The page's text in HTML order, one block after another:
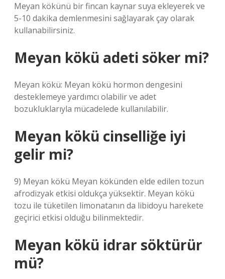
Meyan kökünü bir fincan kaynar suya ekleyerek ve
5-10 dakika demlenmesini sağlayarak çay olarak
kullanabilirsiniz.
Meyan kökü adeti söker mi?
Meyan kökü: Meyan kökü hormon dengesini
desteklemeye yardımcı olabilir ve adet
bozukluklarıyla mücadelede kullanılabilir.
Meyan kökü cinselliğe iyi
gelir mi?
9) Meyan kökü Meyan kökünden elde edilen tozun
afrodizyak etkisi oldukça yüksektir. Meyan kökü
tozu ile tüketilen limonatanın da libidoyu harekete
geçirici etkisi olduğu bilinmektedir.
Meyan kökü idrar söktürür
mü?